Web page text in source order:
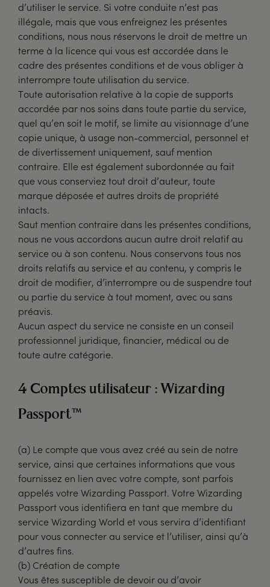
d’utiliser le service. Si votre conduite n’est pas
illégale, mais que vous enfreignez les présentes
conditions, nous nous réservons le droit de mettre un
terme à la licence qui vous est accordée dans le
cadre des présentes conditions et de vous obliger à
interrompre toute utilisation du service.
Toute autorisation relative à la copie de supports
accordée par nos soins dans toute partie du service,
quel qu’en soit le motif, se limite au visionnage d’une
copie unique, à usage non-commercial, personnel et
de divertissement uniquement, sauf mention
contraire. Elle est également subordonnée au fait
que vous conserviez tout droit d’auteur, toute
marque déposée et autres droits de propriété
intacts.
Saut mention contraire dans les présentes conditions,
nous ne vous accordons aucun autre droit relatif au
service ou à son contenu. Nous conservons tous nos
droits relatifs au service et au contenu, y compris le
droit de modifier, d’interrompre ou de suspendre tout
ou partie du service à tout moment, avec ou sans
préavis.
Aucun aspect du service ne consiste en un conseil
professionnel juridique, financier, médical ou de
toute autre catégorie.
4 Comptes utilisateur : Wizarding
Passport™
(a) Le compte que vous avez créé au sein de notre
service, ainsi que certaines informations que vous
fournissez en lien avec votre compte, sont parfois
appelés votre Wizarding Passport. Votre Wizarding
Passport vous identifiera en tant que membre du
service Wizarding World et vous servira d’identifiant
pour vous connecter au service et l’utiliser, ainsi qu’à
d’autres fins.
(b) Création de compte
Vous êtes susceptible de devoir ou d’avoir